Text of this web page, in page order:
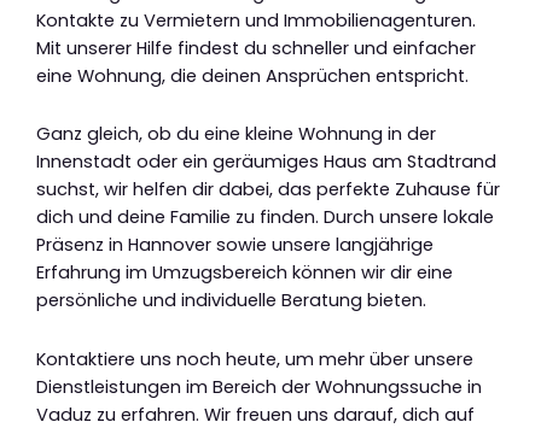
Kontakte zu Vermietern und Immobilienagenturen.
Mit unserer Hilfe findest du schneller und einfacher
eine Wohnung, die deinen Ansprüchen entspricht.
Ganz gleich, ob du eine kleine Wohnung in der
Innenstadt oder ein geräumiges Haus am Stadtrand
suchst, wir helfen dir dabei, das perfekte Zuhause für
dich und deine Familie zu finden. Durch unsere lokale
Präsenz in Hannover sowie unsere langjährige
Erfahrung im Umzugsbereich können wir dir eine
persönliche und individuelle Beratung bieten.
Kontaktiere uns noch heute, um mehr über unsere
Dienstleistungen im Bereich der Wohnungssuche in
Vaduz zu erfahren. Wir freuen uns darauf, dich auf